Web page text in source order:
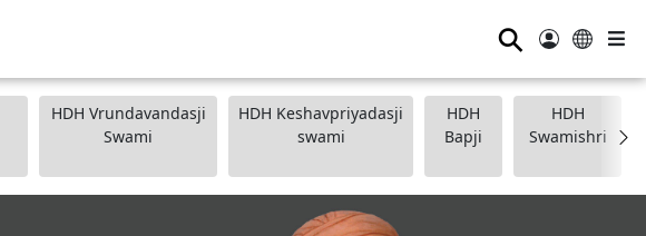
⚲
HDH Vrundavandasji
Swami
HDH Keshavpriyadasji
swami
HDH
Bapji
HDH
Swamishri